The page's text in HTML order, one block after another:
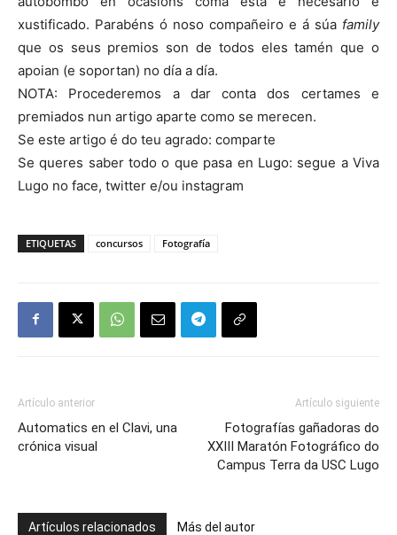
xustificado. Parabéns ó noso compañeiro e á súa family
que os seus premios son de todos eles tamén que o
apoian (e soportan) no día a día.
NOTA: Procederemos a dar conta dos certames e
premiados nun artigo aparte como se merecen.
Se este artigo é do teu agrado: comparte
Se queres saber todo o que pasa en Lugo: segue a Viva
Lugo no face, twitter e/ou instagram
ETIQUETAS concursos Fotografía
Artículo anterior
Automatics en el Clavi, una
crónica visual
Artículo siguiente
Fotografías gañadoras do
XXIII Maratón Fotográfico do
Campus Terra da USC Lugo
Artículos relacionados Más del autor